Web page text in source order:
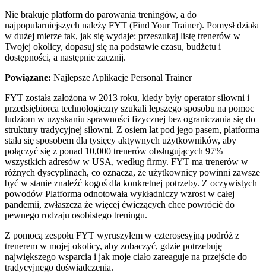
Nie brakuje platform do parowania treningów, a do
najpopularniejszych należy FYT (Find Your Trainer). Pomysł działa
w dużej mierze tak, jak się wydaje: przeszukaj listę trenerów w
Twojej okolicy, dopasuj się na podstawie czasu, budżetu i
dostępności, a następnie zacznij.
Powiązane: Najlepsze Aplikacje Personal Trainer
FYT została założona w 2013 roku, kiedy były operator siłowni i
przedsiębiorca technologiczny szukali lepszego sposobu na pomoc
ludziom w uzyskaniu sprawności fizycznej bez ograniczania się do
struktury tradycyjnej siłowni. Z osiem lat pod jego pasem, platforma
stała się sposobem dla tysięcy aktywnych użytkowników, aby
połączyć się z ponad 10,000 trenerów obsługujących 97%
wszystkich adresów w USA, według firmy. FYT ma trenerów w
różnych dyscyplinach, co oznacza, że użytkownicy powinni zawsze
być w stanie znaleźć kogoś dla konkretnej potrzeby. Z oczywistych
powodów Platforma odnotowała wykładniczy wzrost w całej
pandemii, zwłaszcza że więcej ćwiczących chce powrócić do
pewnego rodzaju osobistego treningu.
Z pomocą zespołu FYT wyruszyłem w czterosesyjną podróż z
trenerem w mojej okolicy, aby zobaczyć, gdzie potrzebuję
największego wsparcia i jak moje ciało zareaguje na przejście do
tradycyjnego doświadczenia.